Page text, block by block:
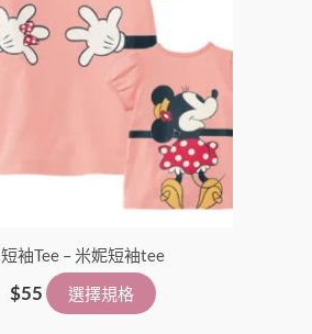
短袖Tee – 米妮短袖tee
$55 選擇規格
款
式。
在
產
品
頁
選
擇